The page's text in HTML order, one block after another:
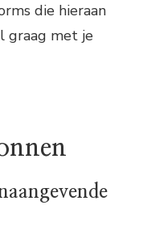
die hieraan
graag met je